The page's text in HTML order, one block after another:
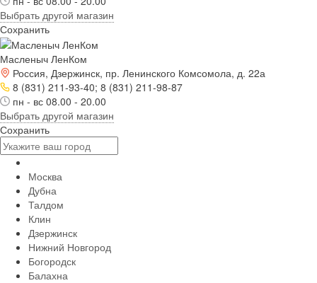
Выбрать другой магазин
Сохранить
Масленыч ЛенКом
Россия, Дзержинск, пр. Ленинского Комсомола, д. 22а
8 (831) 211-93-40; 8 (831) 211-98-87
пн - вс 08.00 - 20.00
Выбрать другой магазин
Сохранить
Москва
Дубна
Талдом
Клин
Дзержинск
Нижний Новгород
Богородск
Балахна